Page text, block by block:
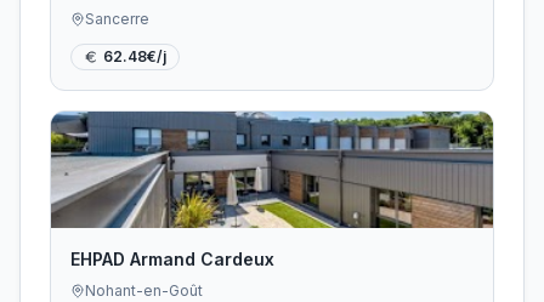
Sancerre
62.48€/j
EHPAD Armand Cardeux
Nohant-en-Goût